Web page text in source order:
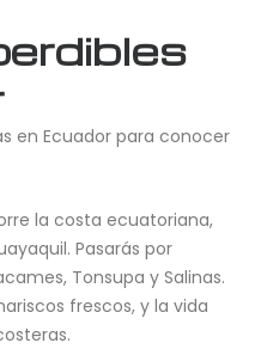
en Ecuador para conocer
la costa ecuatoriana,
Pasarás por
Tonsupa y Salinas.
frescos, y la vida